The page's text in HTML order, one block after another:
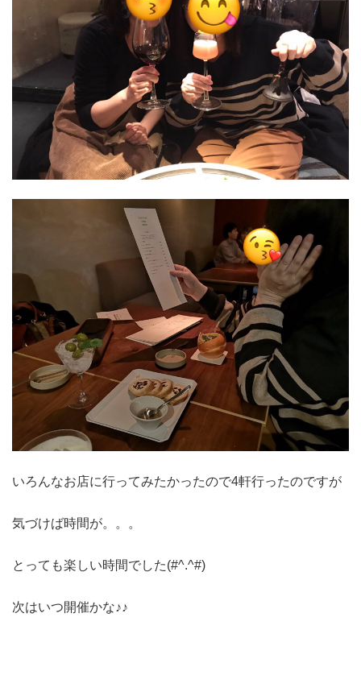
いろんなお店に行ってみたかったので4軒行ったのですが
気づけば時間が。。。
とっても楽しい時間でした(#^.^#)
次はいつ開催かな♪♪